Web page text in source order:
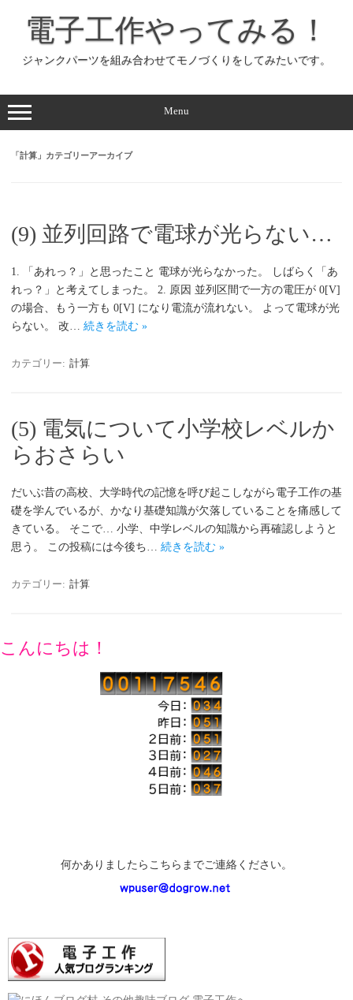
ッ
プ
電子工作やってみる！
ジャンクパーツを組み合わせてモノづくりをしてみたいです。
Menu
「計算 」カテゴリーアーカイブ
(9) 並列回路で電球が光らない…
1. 「あれっ？」と思ったこと 電球が光らなかった。 しばらく「あ
れっ？」と考えてしまった。 2. 原因 並列区間で一方の電圧が 0[V]
の場合、もう一方も 0[V] になり電流が流れない。 よって電球が光
らない。 改… 続きを読む »
カテゴリー: 計算
(5) 電気について小学校レベルか
らおさらい
だいぶ昔の高校、大学時代の記憶を呼び起こしながら電子工作の基
礎を学んでいるが、かなり基礎知識が欠落していることを痛感して
きている。 そこで… 小学、中学レベルの知識から再確認しようと
思う。 この投稿には今後ち… 続きを読む »
カテゴリー: 計算
こんにちは！
何かありましたらこちらまでご連絡ください。